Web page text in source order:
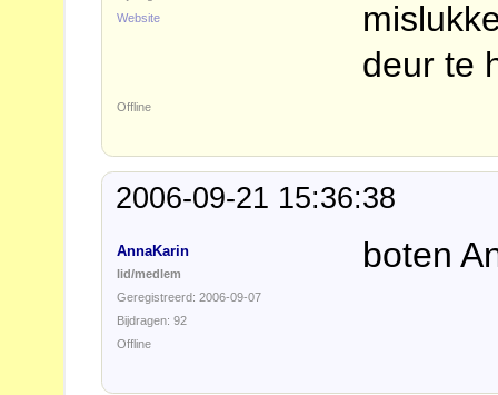
Website
deur te
Offline
2006-09-21 15:36:38
AnnaKarin
lid/medlem
Geregistreerd: 2006-09-07
Bijdragen: 92
boten
Offline